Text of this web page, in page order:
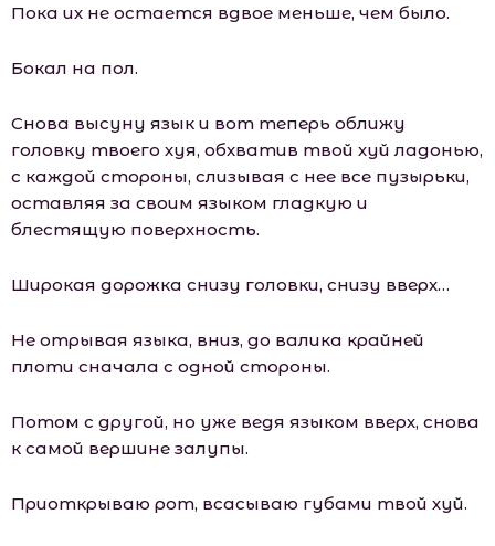
Пока их не остается вдвое меньше, чем было.
Бокал на пол.
Снова высуну язык и вот теперь оближу
головку твоего хуя, обхватив твой хуй ладонью,
с каждой стороны, слизывая с нее все пузырьки,
оставляя за своим языком гладкую и
блестящую поверхность.
Широкая дорожка снизу головки, снизу вверх…
Не отрывая языка, вниз, до валика крайней
плоти сначала с одной стороны.
Потом с другой, но уже ведя языком вверх, снова
к самой вершине залупы.
Приоткрываю рот, всасываю губами твой хуй.